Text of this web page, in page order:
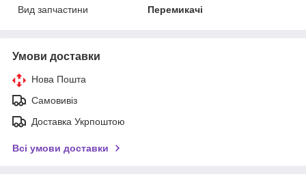
Вид запчастини
Перемикачі
Умови доставки
Нова Пошта
Самовивіз
Доставка Укрпоштою
Всі умови доставки